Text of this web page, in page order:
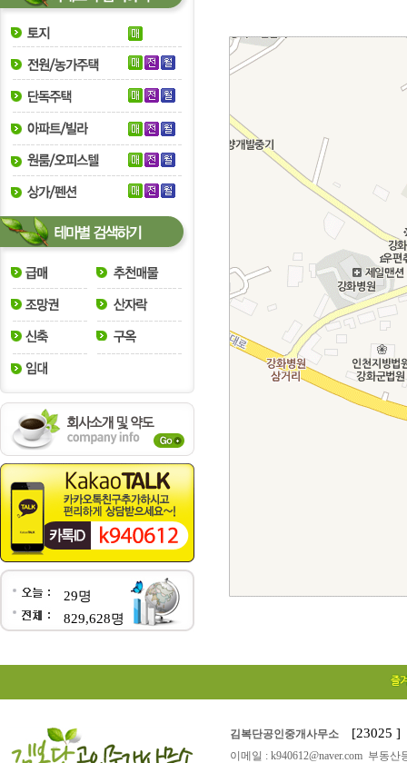
29명
829,628명
김복단공인중개사무소 [23025 ]
이메일 : k940612@naver.com 부동